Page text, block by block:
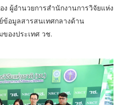
ผู้อำนวยการสำนักงานการวิจัยแห่ง
อมูลสารสนเทศกลางด้าน
องประเทศ วช.